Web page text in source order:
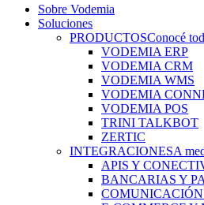
Sobre Vodemia
Soluciones
PRODUCTOSConocé
VODEMIA ERP
VODEMIA CRM
VODEMIA WMS
VODEMIA
VODEMIA POS
TRINI TALKBOT
ZERTIC
INTEGRACIONESA
APIS Y
BANCARIAS Y